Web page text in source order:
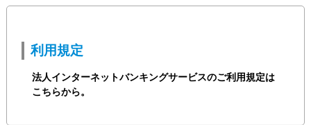
利用規定
法人インターネットバンキングサービスのご利用規定は
こちらから。